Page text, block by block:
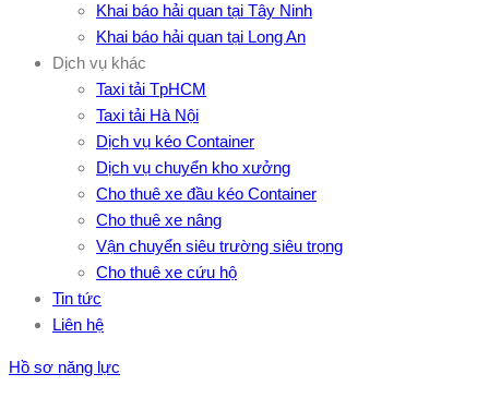
Khai báo hải quan tại Tây Ninh
Khai báo hải quan tại Long An
Dịch vụ khác
Taxi tải TpHCM
Taxi tải Hà Nội
Dịch vụ kéo Container
Dịch vụ chuyển kho xưởng
Cho thuê xe đầu kéo Container
Cho thuê xe nâng
Vận chuyển siêu trường siêu trọng
Cho thuê xe cứu hộ
Tin tức
Liên hệ
Hồ sơ năng lực